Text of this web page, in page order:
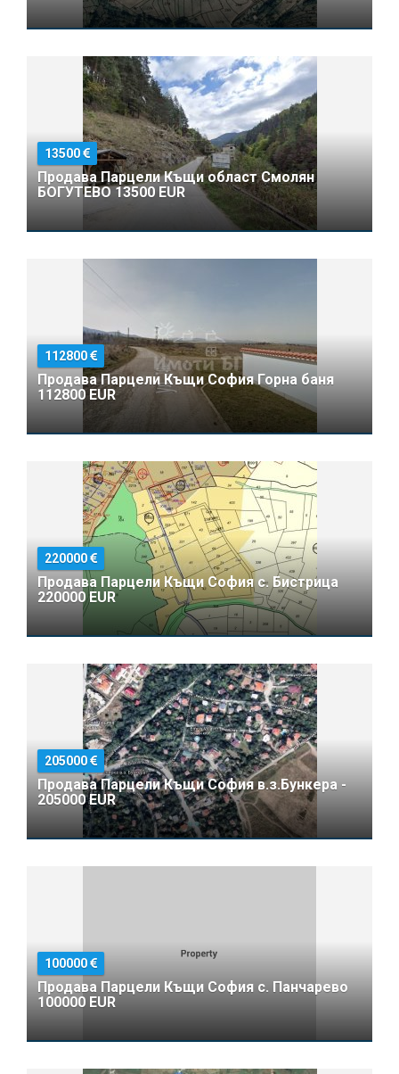
13500
Продава Парцели Къщи област Смолян
БОГУТЕВО 13500 EUR
112800
Продава Парцели Къщи София Горна баня
112800 EUR
220000
Продава Парцели Къщи София с. Бистрица
220000 EUR
205000
Продава Парцели Къщи София в.з.Бункера -
205000 EUR
100000
Продава Парцели Къщи София с. Панчарево
100000 EUR